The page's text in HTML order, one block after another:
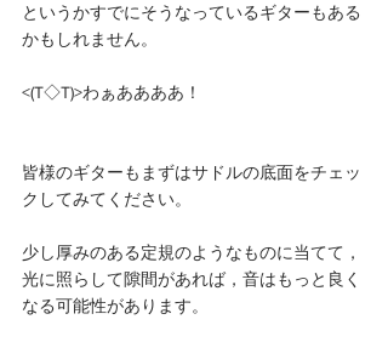
というかすでにそうなっているギターもある
かもしれません。
<(T◇T)>わぁああああ！
皆様のギターもまずはサドルの底面をチェッ
クしてみてください。
少し厚みのある定規のようなものに当てて，
光に照らして隙間があれば，音はもっと良く
なる可能性があります。